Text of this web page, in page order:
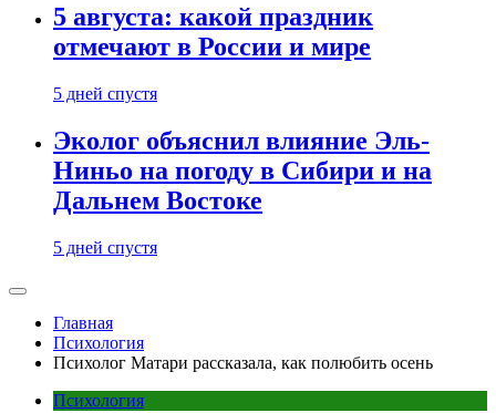
5 августа: какой праздник
отмечают в России и мире
5 дней спустя
Эколог объяснил влияние Эль-
Ниньо на погоду в Сибири и на
Дальнем Востоке
5 дней спустя
Главная
Психология
Психолог Матари рассказала, как полюбить осень
Психология